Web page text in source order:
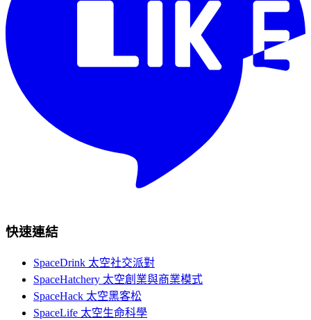
快速連結
SpaceDrink 太空社交派對
SpaceHatchery 太空創業與商業模式
SpaceHack 太空黑客松
SpaceLife 太空生命科學